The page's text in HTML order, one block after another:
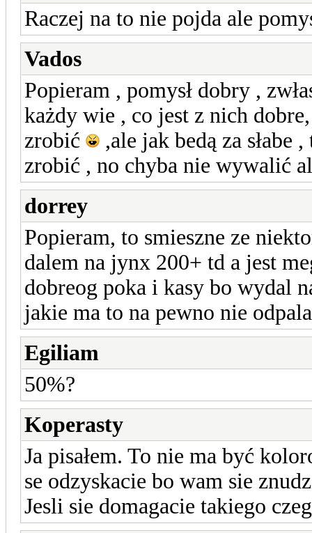
Raczej na to nie pojda ale
Vados
Popieram , pomysł dobry ,
każdy wie , co jest z nich
zrobić
,ale jak bedą za
zrobić , no chyba nie wywalić
dorrey
Popieram, to smieszne ze
dalem na jynx 200+ td a jest
dobreog poka i kasy bo wydal
jakie ma to na pewno nie
Egiliam
50%?
Koperasty
Ja pisałem. To nie ma być
se odzyskacie bo wam sie
Jesli sie domagacie takiego